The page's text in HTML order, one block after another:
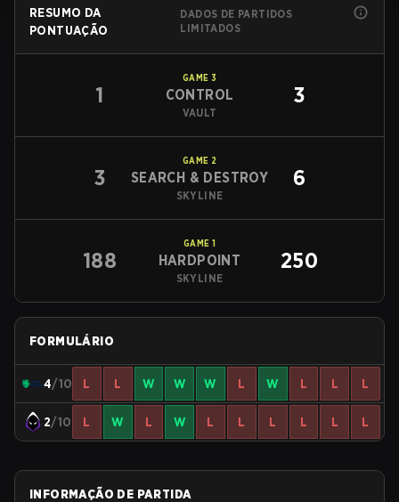
RESUMO DA
PONTUAÇÃO
DADOS DE PARTIDOS
LIMITADOS
1
GAME 3
CONTROL
VAULT
3
3
GAME 2
SEARCH & DESTROY
SKYLINE
6
188
GAME 1
HARDPOINT
SKYLINE
250
FORMULÁRIO
4/10 L L W W W L W L L L
2/10 L W L W L L L L L L
INFORMAÇÃO DE PARTIDA